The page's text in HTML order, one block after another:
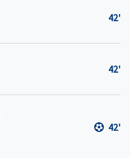
42'
42'
42'